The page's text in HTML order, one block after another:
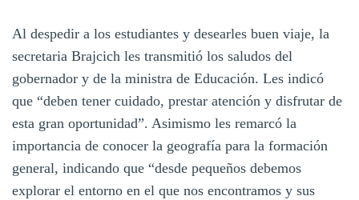
Al despedir a los estudiantes y desearles buen viaje, la
secretaria Brajcich les transmitió los saludos del
gobernador y de la ministra de Educación. Les indicó
que “deben tener cuidado, prestar atención y disfrutar de
esta gran oportunidad”. Asimismo les remarcó la
importancia de conocer la geografía para la formación
general, indicando que “desde pequeños debemos
explorar el entorno en el que nos encontramos y sus